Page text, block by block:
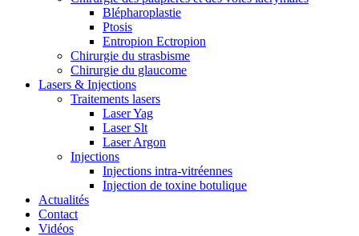
Blépharoplastie
Ptosis
Entropion Ectropion
Chirurgie du strasbisme
Chirurgie du glaucome
Lasers & Injections
Traitements lasers
Laser Yag
Laser Slt
Laser Argon
Injections
Injections intra-vitréennes
Injection de toxine botulique
Actualités
Contact
Vidéos